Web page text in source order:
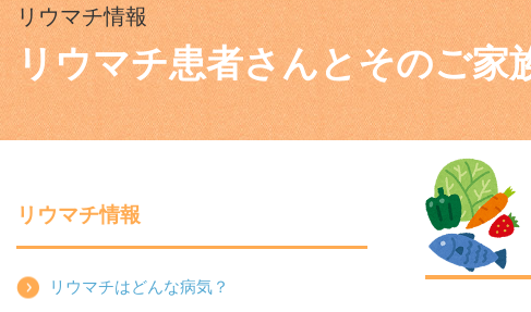
リウマチ情報
リウマチ患者さんとそのご家
リウマチ情報
リウマチはどんな病気？